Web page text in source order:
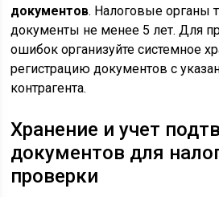
документов. Налоговые органы
документы не менее 5 лет. Для
ошибок организуйте системное
регистрацию документов с
контрагента.
Хранение и учет
документов для
проверки